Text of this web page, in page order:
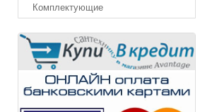
Комплектующие